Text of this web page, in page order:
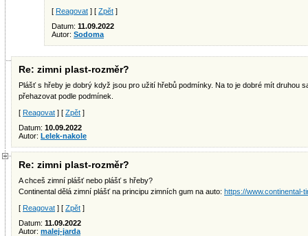
[ Reagovat ] [ Zpět ]
Datum: 11.09.2022
Autor: Sodoma
Re: zimni plast-rozměr?
Plášť s hřeby je dobrý když jsou pro užití hřebů podmínky. Na to je dobré mít druhou
přehazovat podle podmínek.
[ Reagovat ] [ Zpět ]
Datum: 10.09.2022
Autor: Lelek-nakole
Re: zimni plast-rozměr?
A chceš zimní plášť nebo plášť s hřeby?
Continental dělá zimní plášť na principu zimních gum na auto: https://www.continental-
[ Reagovat ] [ Zpět ]
Datum: 11.09.2022
Autor: malej-jarda